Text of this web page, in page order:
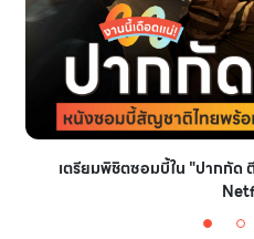
เตรียมพิชิตซอมบี้ใน "ปากกัด